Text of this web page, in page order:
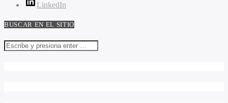
LinkedIn
BUSCAR EN EL SITIO